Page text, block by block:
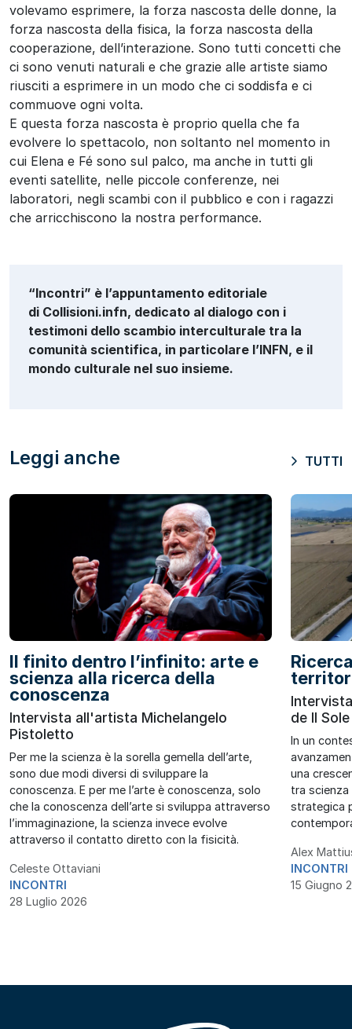
volevamo esprimere, la forza nascosta delle donne, la
forza nascosta della fisica, la forza nascosta della
cooperazione, dell’interazione. Sono tutti concetti che
ci sono venuti naturali e che grazie alle artiste siamo
riusciti a esprimere in un modo che ci soddisfa e ci
commuove ogni volta.
E questa forza nascosta è proprio quella che fa
evolvere lo spettacolo, non soltanto nel momento in
cui Elena e Fé sono sul palco, ma anche in tutti gli
eventi satellite, nelle piccole conferenze, nei
laboratori, negli scambi con il pubblico e con i ragazzi
che arricchiscono la nostra performance.
“Incontri” è l’appuntamento editoriale
di Collisioni.infn, dedicato al dialogo con i
testimoni dello scambio interculturale tra la
comunità scientifica, in particolare l’INFN, e il
mondo culturale nel suo insieme.
Leggi anche TUTTI
Il finito dentro l’infinito: arte e
scienza alla ricerca della
conoscenza
Intervista all'artista Michelangelo
Pistoletto
Per me la scienza è la sorella gemella dell’arte,
sono due modi diversi di sviluppare la
conoscenza. E per me l’arte è conoscenza, solo
che la conoscenza dell’arte si sviluppa attraverso
l’immaginazione, la scienza invece evolve
attraverso il contatto diretto con la fisicità.
Celeste Ottaviani
INCONTRI
28 Luglio 2026
de Il
In un
una
tra scienza
strategica
Alex
INCONTRI
15 Giugno